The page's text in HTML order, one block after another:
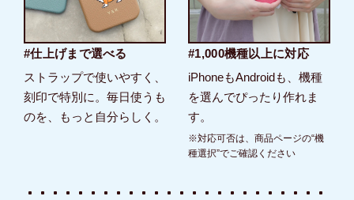
#仕上げまで選べる
ストラップで使いやすく、
刻印で特別に。毎日使うも
のを、もっと自分らしく。
#1,000機種以上に対応
iPhoneもAndroidも、機種
を選んでぴったり作れま
す。
※対応可否は、商品ページの“機
種選択”でご確認ください